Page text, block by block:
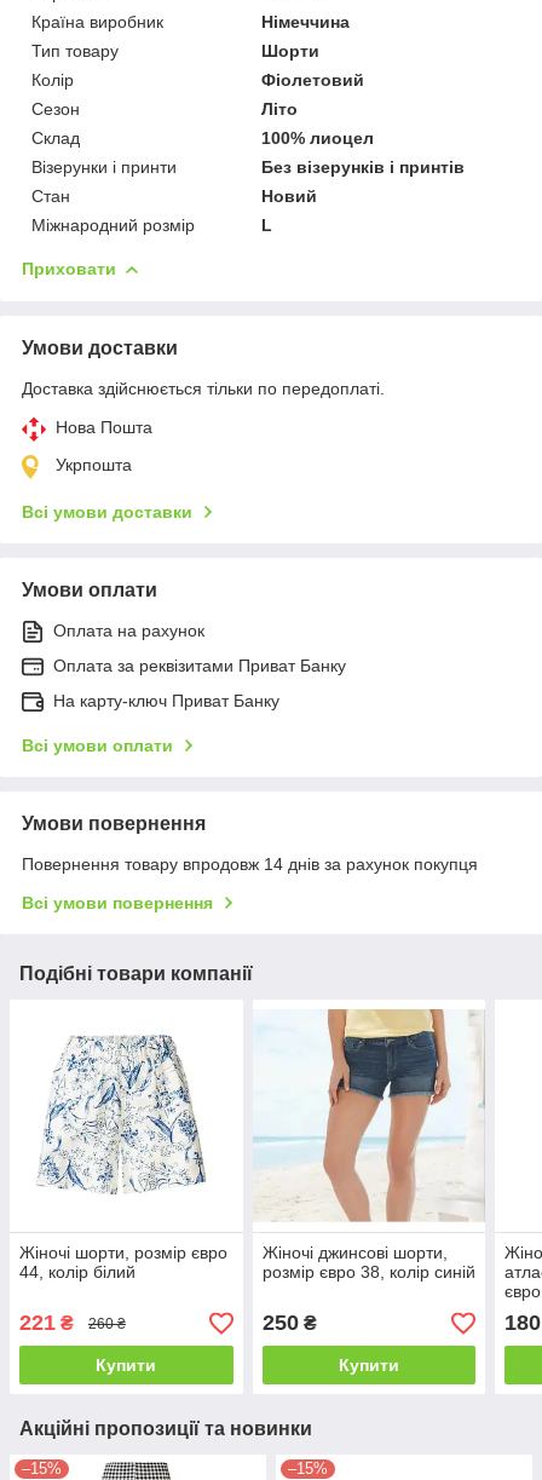
Країна виробник
Німеччина
Тип товару
Шорти
Колір
Фіолетовий
Сезон
Літо
Склад
100% лиоцел
Візерунки і принти
Без візерунків і принтів
Стан
Новий
Міжнародний розмір
L
Приховати
Умови доставки
Доставка здійснюється тільки по передоплаті.
Нова Пошта
Укрпошта
Всі умови доставки
Умови оплати
Оплата на рахунок
Оплата за реквізитами Приват Банку
На карту-ключ Приват Банку
Всі умови оплати
Умови повернення
Повернення товару впродовж 14 днів за рахунок покупця
Всі умови повернення
Подібні товари компанії
Жіночі шорти, розмір євро
44, колір білий
221 ₴ 260 ₴
Купити
Жіночі джинсові шорти,
розмір євро 38, колір синій
250₴
Купити
180
Акційні пропозиції та новинки
–15% –15%